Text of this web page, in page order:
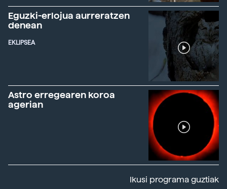
Eguzki-erlojua aurreratzen
denean
EKLIPSEA
Astro erregearen koroa
agerian
Ikusi programa guztiak